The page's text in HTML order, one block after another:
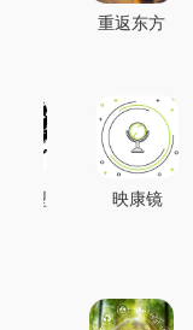
重返东方
模型 映康镜